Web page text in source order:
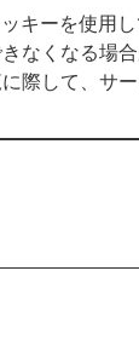
キーを使用
なくなる場
際して、サ